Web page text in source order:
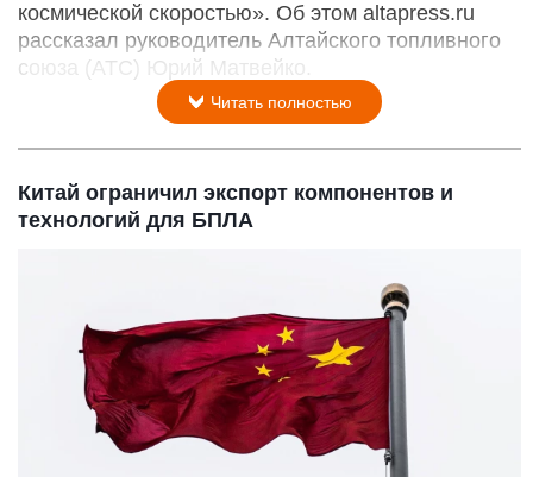
космической скоростью». Об этом altapress.ru
рассказал руководитель Алтайского топливного
союза (АТС) Юрий Матвейко.
Читать полностью
Китай ограничил экспорт компонентов и
технологий для БПЛА